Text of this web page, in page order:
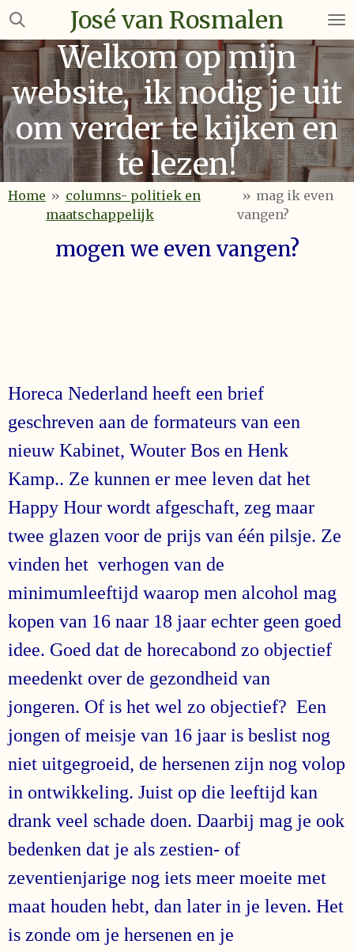
Ga
naar
de
hoofdinhoud
José van Rosmalen
Welkom op mijn
website, ik nodig je uit
om verder te kijken en
te lezen!
Home » columns- politiek en
maatschappelijk
» mag ik even
vangen?
mogen we even vangen?
Horeca Nederland heeft een brief
geschreven aan de formateurs van een
nieuw Kabinet, Wouter Bos en Henk
Kamp.. Ze kunnen er mee leven dat het
Happy Hour wordt afgeschaft, zeg maar
twee glazen voor de prijs van één pilsje. Ze
vinden het verhogen van de
minimumleeftijd waarop men alcohol mag
kopen van 16 naar 18 jaar echter geen goed
idee. Goed dat de horecabond zo objectief
meedenkt over de gezondheid van
jongeren. Of is het wel zo objectief? Een
jongen of meisje van 16 jaar is beslist nog
niet uitgegroeid, de hersenen zijn nog volop
in ontwikkeling. Juist op die leeftijd kan
drank veel schade doen. Daarbij mag je ook
bedenken dat je als zestien- of
zeventienjarige nog iets meer moeite met
maat houden hebt, dan later in je leven. Het
is zonde om je hersenen en je